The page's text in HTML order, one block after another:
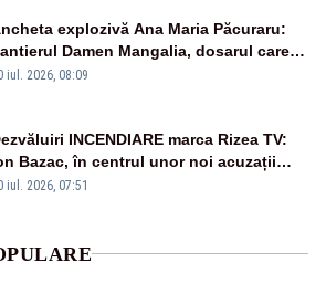
explozivă Ana Maria Păcuraru:
Damen Mangalia, dosarul care
apărarea României
iul. 2026, 08:09
INCENDIARE marca Rizea TV:
Bazac, în centrul unor noi acuzații
iul. 2026, 07:51